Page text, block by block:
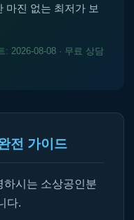
마진 없는 최저가 보
: 2026-08-08 · 무료 상담
전 가이드
하시는 소상공인분
다.